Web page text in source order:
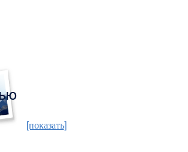
[показать]